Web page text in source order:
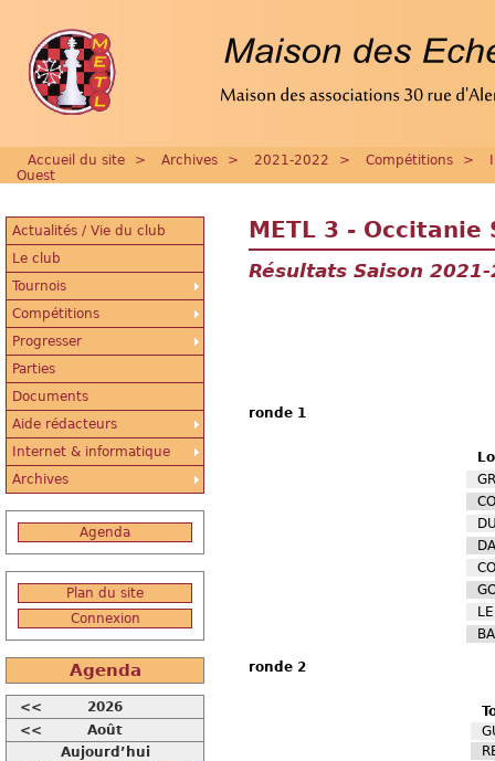
Accueil du site > Archives > 2021-2022 > Compétitions >
Ouest
METL 3 - Occitanie
Résultats Saison
ronde 1
ronde 2
Actualités / Vie du club
Le club
Tournois
Compétitions
Progresser
Parties
Documents
Aide rédacteurs
Internet & informatique
Archives
Agenda
Plan du site
Connexion
Agenda
<<
2026
<<
Août
Aujourd’hui